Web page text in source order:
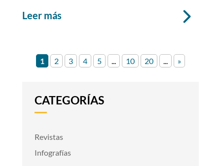
leer más
1 2 3 4 5 ... 10 20 ... »
CATEGORÍAS
Revistas
Infografías